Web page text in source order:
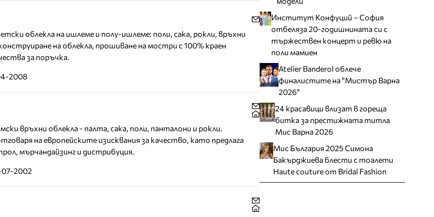
облекла на ишлеме и полу-ишлеме: поли, сака, рокли, връхни
на облекла, прошиване на мостри с 100% краен
за поръчка.
2008
връхни облекла - палта, сака, поли, панталони и рокли.
на европейските изисквания за качество, като предлага
мърчандайзинг и дистрибуция.
2002
Институт Конфуций – София
отбеляза 20-годишнината си с
тържествен концерт и ревю на
поли мамиен
Atelier Banderol облече
финалистите на "Мистър Варна
2026"
24 красавици влизат в гореща
битка за престижната титла
Мис Варна 2026
Мис България 2025 Симона
Бакърджиева блести с тоалети
Haute couture от Bridal Fashion